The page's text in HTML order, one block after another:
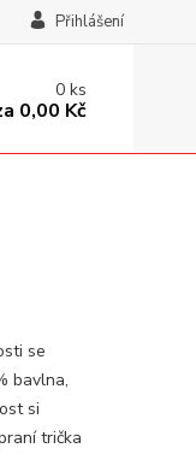
Přihlášení
0ks
0,00 Kč
se
bavlna,
si
trička